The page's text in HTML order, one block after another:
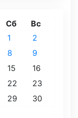
Сб
Вс
1
2
8
9
15
16
22
23
29
30